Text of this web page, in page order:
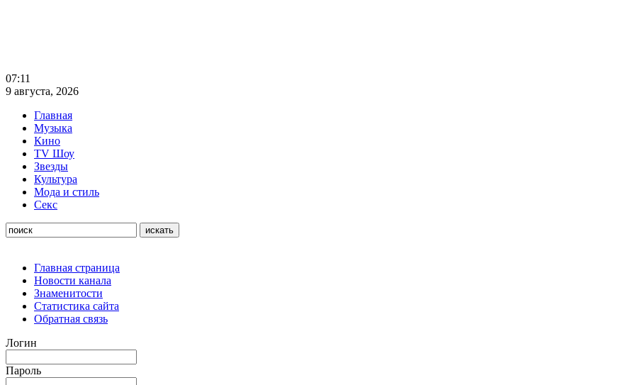
07:11
9 августа, 2026
Главная
Музыка
Кино
TV Шоу
Звезды
Культура
Мода и стиль
Секс
Главная страница
Новости канала
Знаменитости
Статистика сайта
Обратная связь
Логин
Пароль